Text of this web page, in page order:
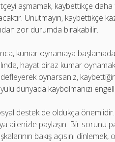
aşmamak, kaybettikçe daha
Unutmayın, kaybettikçe
zor durumda bırakabilir.
kumar oynamaya
hayat biraz kumar
oynarsanız,
dünyada kaybolmanızı
destek de oldukça
ailenizle paylaşın. Bir sorunu
bakış açısını